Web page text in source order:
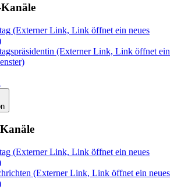
(Externer Link, Link öffnet ein neues
(Externer Link, Link öffnet ein
(Externer Link, Link öffnet ein neues
(Externer Link, Link öffnet ein neues